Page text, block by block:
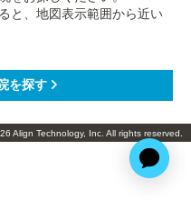
と、地図表示範囲から近い
Align Technology, Inc. All rights reserved.